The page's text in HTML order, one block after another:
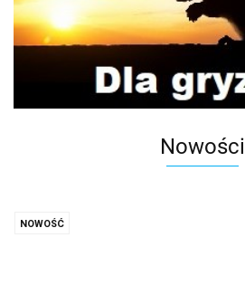
Nowości
NOWOŚĆ